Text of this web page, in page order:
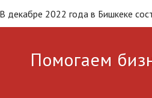
В декабре 2022 года в Бишкеке
Помогаем